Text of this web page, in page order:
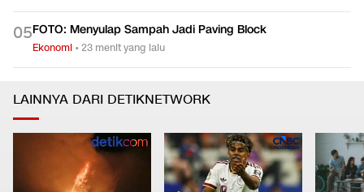
05FOTO: Menyulap Sampah Jadi Paving Block
Ekonomi •23 menit yang lalu
LAINNYA DARI DETIKNETWORK